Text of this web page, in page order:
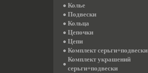
Колье
Подвески
Кольца
Цепочки
Цепи
Комплект серьги+подвески
Комплект украшений
серьги+подвески